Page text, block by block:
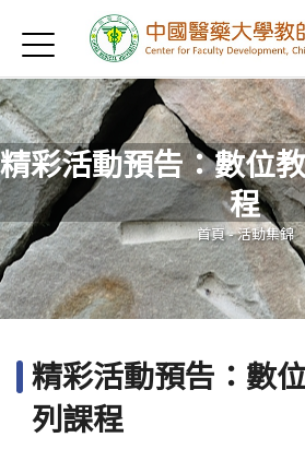
首頁
認識我們
教學研習
新進教師
傑出教授
教師專業社群
借用項目
Jump to
Jump to Main
精彩活動預告：數位
程
您在這裡
首頁-活動集錦
精彩活動預告：數
列課程